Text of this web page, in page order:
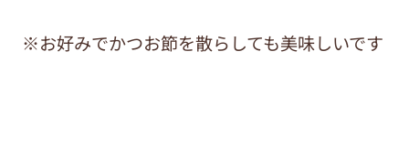
※お好みでかつお節を散らしても美味しいです